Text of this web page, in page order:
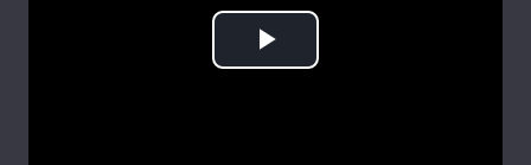
Play